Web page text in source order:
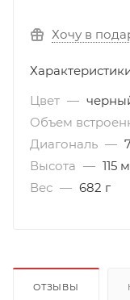
Хочу в
Цвет —
Объем
Диагональ —
Высота — 115
Вес — 682 г
ОТЗЫВЫ